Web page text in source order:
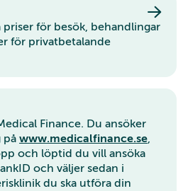
priser för besök, behandlingar
för privatbetalande
Finance. Du ansöker
på www.medicalfinance.se,
och löptid du vill ansöka
och väljer sedan i
du ska utföra din